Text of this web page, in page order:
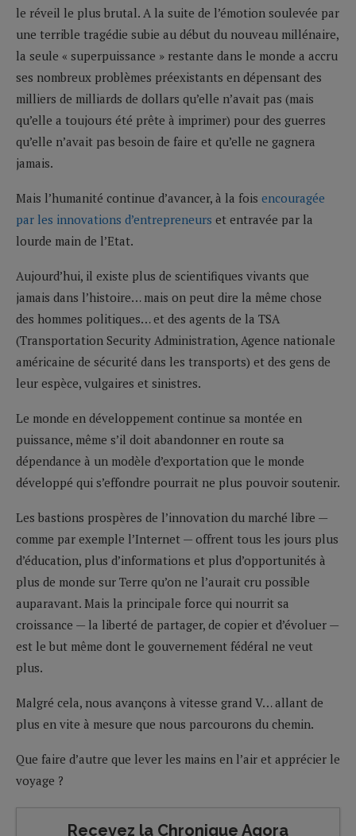
le réveil le plus brutal. A la suite de l’émotion soulevée par
une terrible tragédie subie au début du nouveau millénaire,
la seule « superpuissance » restante dans le monde a accru
ses nombreux problèmes préexistants en dépensant des
milliers de milliards de dollars qu’elle n’avait pas (mais
qu’elle a toujours été prête à imprimer) pour des guerres
qu’elle n’avait pas besoin de faire et qu’elle ne gagnera
jamais.
Mais l’humanité continue d’avancer, à la fois encouragée
par les innovations d’entrepreneurs et entravée par la
lourde main de l’Etat.
Aujourd’hui, il existe plus de scientifiques vivants que
jamais dans l’histoire… mais on peut dire la même chose
des hommes politiques… et des agents de la TSA
(Transportation Security Administration, Agence nationale
américaine de sécurité dans les transports) et des gens de
leur espèce, vulgaires et sinistres.
Le monde en développement continue sa montée en
puissance, même s’il doit abandonner en route sa
dépendance à un modèle d’exportation que le monde
développé qui s’effondre pourrait ne plus pouvoir soutenir.
Les bastions prospères de l’innovation du marché libre —
comme par exemple l’Internet — offrent tous les jours plus
d’éducation, plus d’informations et plus d’opportunités à
plus de monde sur Terre qu’on ne l’aurait cru possible
auparavant. Mais la principale force qui nourrit sa
croissance — la liberté de partager, de copier et d’évoluer —
est le but même dont le gouvernement fédéral ne veut
plus.
Malgré cela, nous avançons à vitesse grand V… allant de
plus en vite à mesure que nous parcourons du chemin.
Que faire d’autre que lever les mains en l’air et apprécier le
voyage ?
Recevez la Chronique Agora